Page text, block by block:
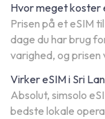
Hvor meget koster
Prisen på et eSIM
dage du har brug
varighed, og prisen
Virker eSIM i Sri
Absolut, simsolo
bedste lokale